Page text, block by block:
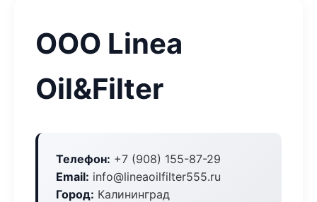
ООО Linea
Oil&Filter
Телефон: +7 (908) 155-87-29
Email: info@lineaoilfilter555.ru
Город: Калининград